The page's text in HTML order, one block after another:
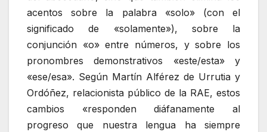
acentos sobre la palabra «solo» (con el
significado de «solamente»), sobre la
conjunción «o» entre números, y sobre los
pronombres demonstrativos «este/esta» y
«ese/esa». Según Martín Alférez de Urrutia y
Ordóñez, relacionista público de la RAE, estos
cambios «responden diáfanamente al
progreso que nuestra lengua ha siempre